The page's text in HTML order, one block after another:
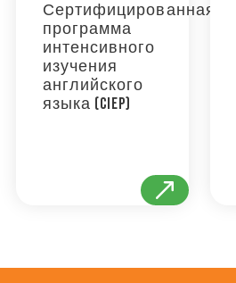
Сертифицированная
программа
интенсивного
изучения
английского
языка (CIEP)